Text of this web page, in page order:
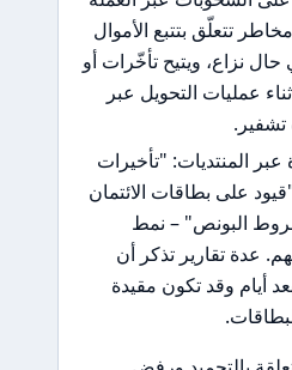
بتتبع الأموال
ويتيح تأخّرات أو
التحويل عبر
"تأخيرات
الائتمان
– نمط
تذكر أن
تكون مقيدة